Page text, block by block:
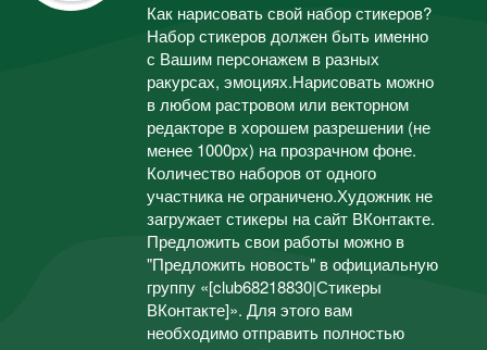
Как нарисовать свой набор стикеров?
Набор стикеров должен быть именно
с Вашим персонажем в разных
ракурсах, эмоциях.Нарисовать можно
в любом растровом или векторном
редакторе в хорошем разрешении (не
менее 1000px) на прозрачном фоне.
Количество наборов от одного
участника не ограничено.Художник не
загружает стикеры на сайт ВКонтакте.
Предложить свои работы можно в
"Предложить новость" в официальную
группу «[club68218830|Стикеры
ВКонтакте]». Для этого вам
необходимо отправить полностью